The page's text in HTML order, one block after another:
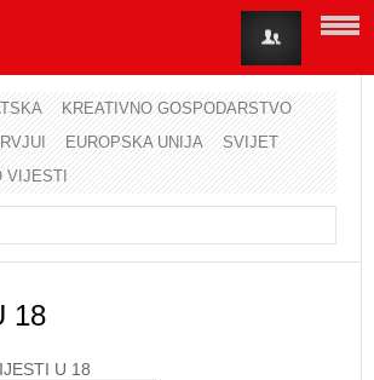
KREATIVNO GOSPODARSTVO
EUROPSKA UNIJA
SVIJET
VIJESTI
18
U 18
Korisničko ime
Lozinka
Zaboravili ste lozinku?